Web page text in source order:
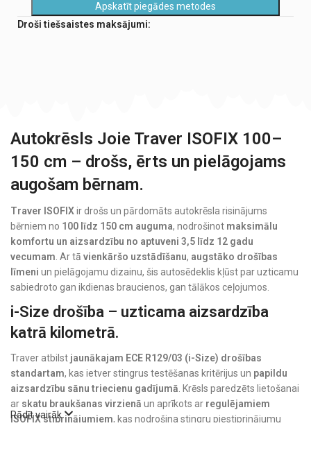
Apskatīt piegādes metodes
Droši tiešsaistes maksājumi:
Autokrēsls Joie Traver ISOFIX 100–
150 cm – drošs, ērts un pielāgojams
augošam bērnam.
Traver ISOFIXir drošs un pārdomāts autokrēsla risinājums
bērniem no 100 līdz 150 cm auguma, nodrošinot maksimālu
komfortu un aizsardzību no aptuveni 3,5 līdz 12 gadu
vecumam . Ar tā vienkāršo uzstādīšanu, augstāko drošības
līmeni un pielāgojamu dizainu, šis autosēdeklis kļūst par uzticamu
sabiedroto gan ikdienas braucienos, gan tālākos ceļojumos.
i-Size drošība – uzticama aizsardzība
katrā kilometrā.
Traver atbilst jaunākajam ECE R129/03 (i-Size) drošības
standartam, kas ietver stingrus testēšanas kritērijus un papildu
aizsardzību sānu triecienu gadījumā . Krēsls paredzēts lietošanai
ar skatu braukšanas virzienā un aprīkots ar regulējamiem
ISOFIX stiprinājumiem, kas nodrošina stingru piestiprinājumu
Rādīt vairāk